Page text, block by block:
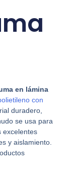
en lámina
con
duradero,
se usa para
excelentes
y aislamiento.